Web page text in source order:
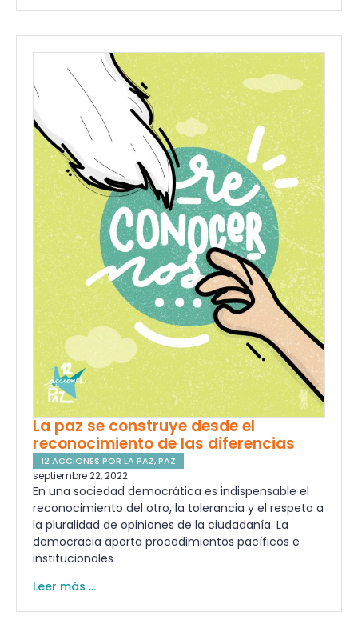
La paz se construye desde el
reconocimiento de las diferencias
12 ACCIONES POR LA PAZ,PAZ
septiembre 22, 2022
En una sociedad democrática es indispensable el
reconocimiento del otro, la tolerancia y el respeto a
la pluralidad de opiniones de la ciudadanía. La
democracia aporta procedimientos pacíficos e
institucionales
Leer más ...